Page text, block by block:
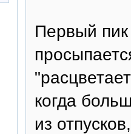
Первый пик
когда
из